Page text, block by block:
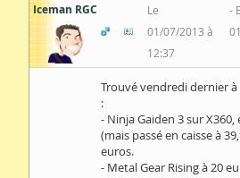
Iceman RGC
Le
01/07/2013 à
12:37
Trouvé vendredi dernier à
:
- Ninja Gaiden 3 sur
(mais passé en caisse à
euros.
- Metal Gear Rising à 20